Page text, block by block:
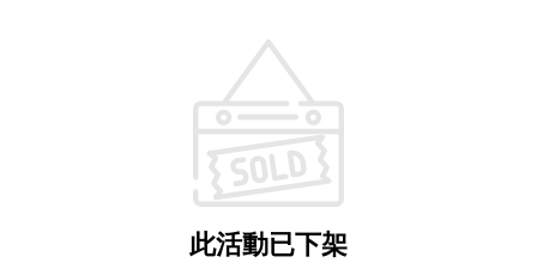
此活動已下架